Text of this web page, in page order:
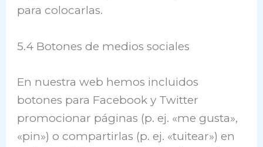
para colocarlas.
5.4 Botones de medios sociales
En nuestra web hemos incluidos
botones para Facebook y Twitter
promocionar páginas (p. ej. «me gusta»,
«pin») o compartirlas (p. ej. «tuitear») en